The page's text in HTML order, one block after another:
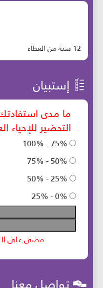
12 سنة من العطاء
إستبيان